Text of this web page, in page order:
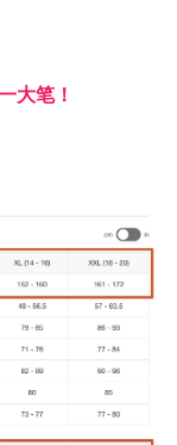
大笔！